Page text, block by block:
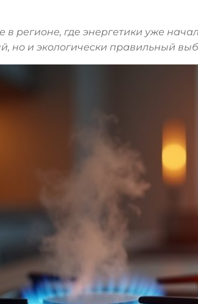
в регионе, где энергетики уже
но и экологически правильный